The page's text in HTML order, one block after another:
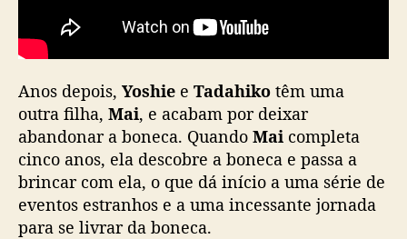
a
p
ã
o
c
o
m
Anos depois, Yoshie e Tadahiko têm uma
outra filha, Mai, e acabam por deixar
abandonar a boneca. Quando Mai completa
cinco anos, ela descobre a boneca e passa a
brincar com ela, o que dá início a uma série de
eventos estranhos e a uma incessante jornada
para se livrar da boneca.